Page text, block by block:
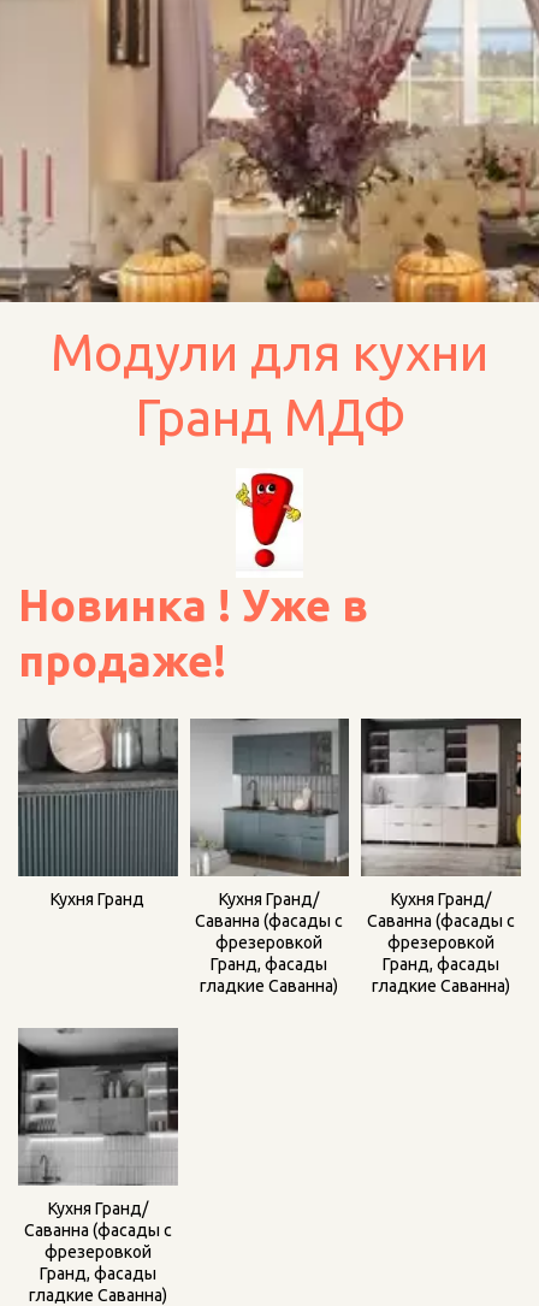
Модули для кухни
Гранд МДФ
Новинка ! Уже в
продаже!
Кухня Гранд
Кухня Гранд/
Саванна (фасады с
фрезеровкой
Гранд, фасады
гладкие Саванна)
Кухня Гранд/
Саванна (фасады с
фрезеровкой
Гранд, фасады
гладкие Саванна)
Кухня Гранд/
Саванна (фасады с
фрезеровкой
Гранд, фасады
гладкие Саванна)